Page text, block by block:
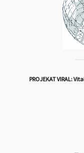
PROJEKAT VIRAL: